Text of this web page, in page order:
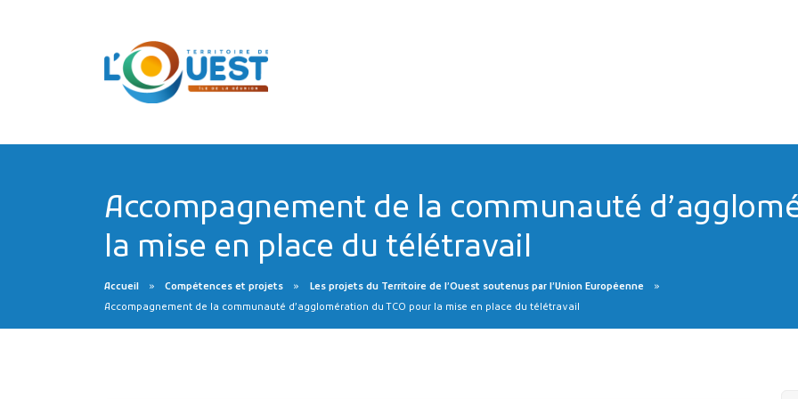
Accompagnement de la communauté
la mise en place du télétravail
Accueil Compétences et projets
Les projets du Territoire de l’Ouest soutenus par l’Union Européenne
Accompagnement de la communauté d’agglomération du TCO pour la mise en place du télétravail